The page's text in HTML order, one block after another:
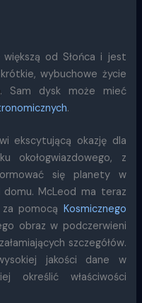
większą od Słońca i jest
wybuchowe życie
. Sam dysk może mieć
.
ekscytującą okazję dla
okołogwiazdowego, z
się planety w
domu. McLeod ma teraz
pomocą Kosmicznego
obraz w podczerwieni
szczegółów.
jakości dane w
określić właściwości